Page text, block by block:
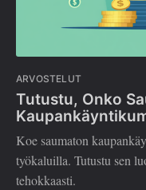
ARVOSTELUT
Tutustu, Onko
Koe saumaton
työkaluilla. Tutustu sen
tehokkaasti.